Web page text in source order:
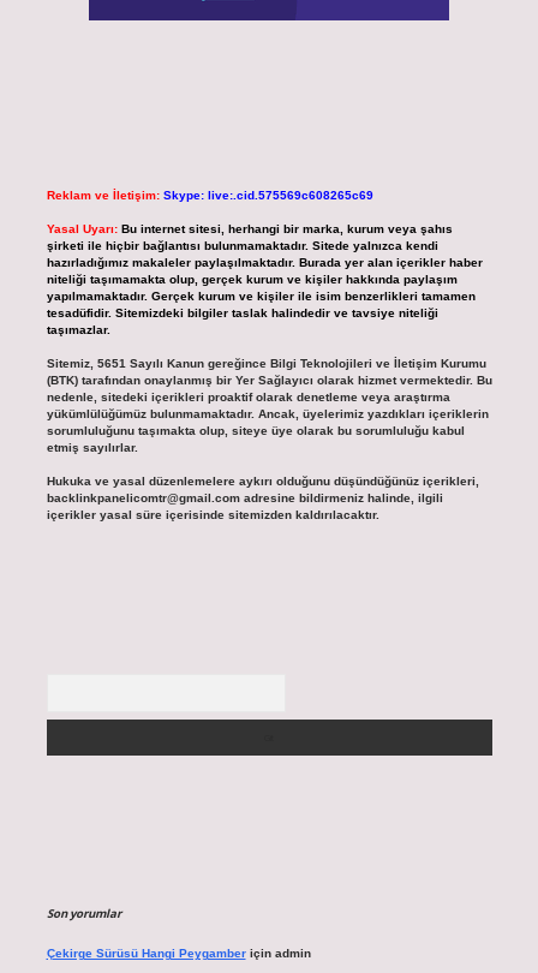
Reklam ve İletişim: Skype: live:.cid.575569c608265c69
Yasal Uyarı: Bu internet sitesi, herhangi bir marka, kurum veya şahıs
şirketi ile hiçbir bağlantısı bulunmamaktadır. Sitede yalnızca kendi
hazırladığımız makaleler paylaşılmaktadır. Burada yer alan içerikler haber
niteliği taşımamakta olup, gerçek kurum ve kişiler hakkında paylaşım
yapılmamaktadır. Gerçek kurum ve kişiler ile isim benzerlikleri tamamen
tesadüfidir. Sitemizdeki bilgiler taslak halindedir ve tavsiye niteliği
taşımazlar.
Sitemiz, 5651 Sayılı Kanun gereğince Bilgi Teknolojileri ve İletişim Kurumu
(BTK) tarafından onaylanmış bir Yer Sağlayıcı olarak hizmet vermektedir. Bu
nedenle, sitedeki içerikleri proaktif olarak denetleme veya araştırma
yükümlülüğümüz bulunmamaktadır. Ancak, üyelerimiz yazdıkları içeriklerin
sorumluluğunu taşımakta olup, siteye üye olarak bu sorumluluğu kabul
etmiş sayılırlar.
Hukuka ve yasal düzenlemelere aykırı olduğunu düşündüğünüz içerikleri,
backlinkpanelicomtr@gmail.comadresine bildirmeniz halinde, ilgili
içerikler yasal süre içerisinde sitemizden kaldırılacaktır.
Son yorumlar
Çekirge Sürüsü Hangi Peygamberiçin admin